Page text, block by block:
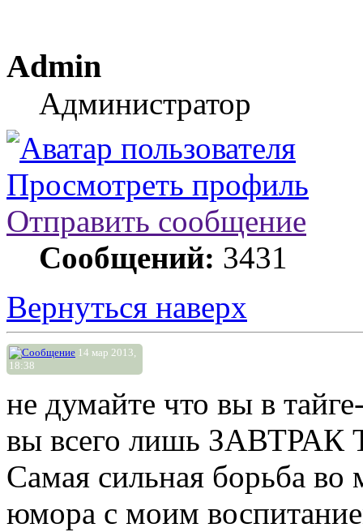
Admin
Администратор
Просмотреть профиль
Отправить сообщение
Сообщений: 3431
Вернуться наверх
14 мар 2013,
18:38
не думайте что вы в
вы всего лишь
Самая сильная борьба во
юмора с моим